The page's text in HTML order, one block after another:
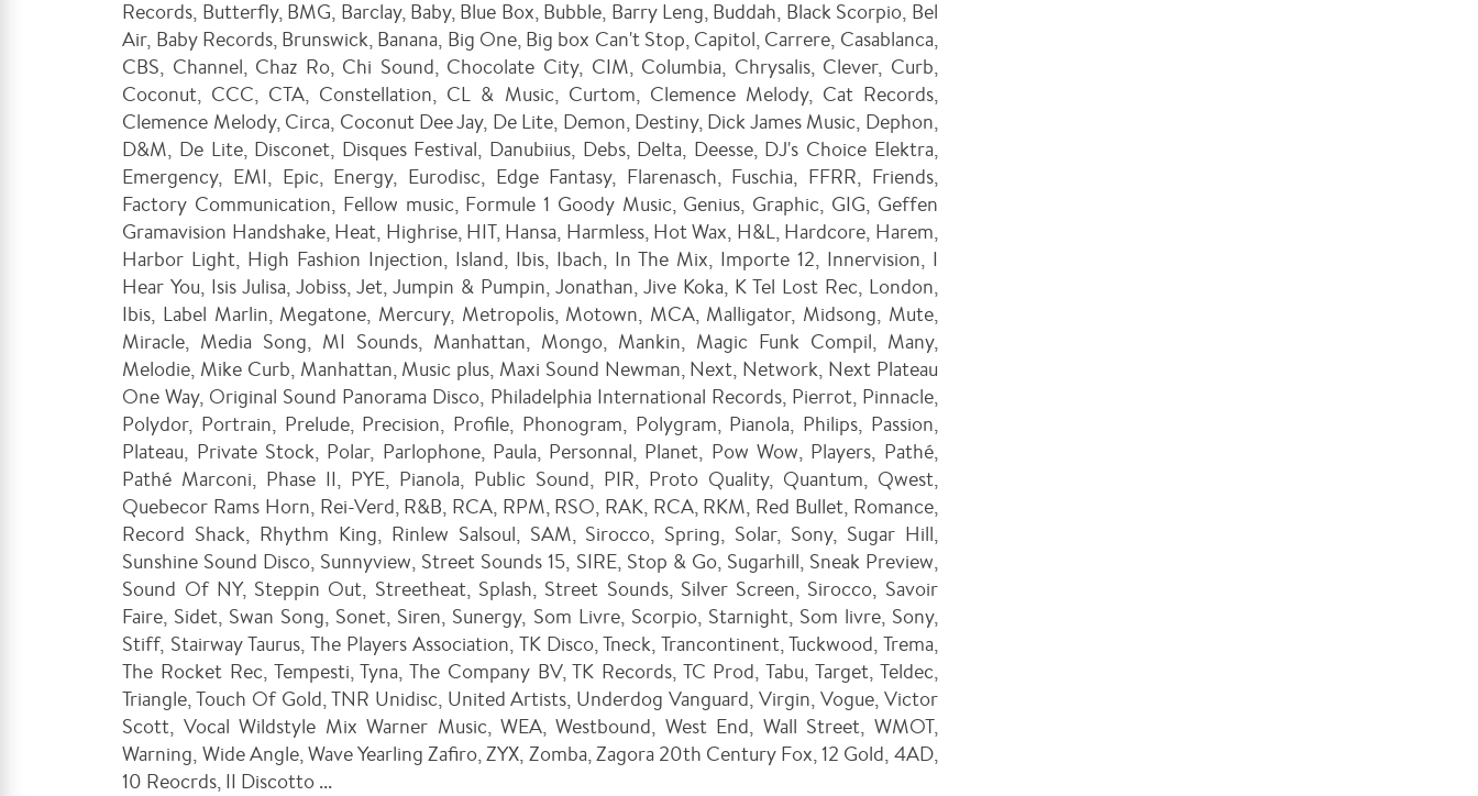
Records, Butterfly, BMG, Barclay, Baby, Blue Box, Bubble, Barry Leng, Buddah, Black Scorpio, Bel
Air, Baby Records, Brunswick, Banana, Big One, Big box Can't Stop, Capitol, Carrere, Casablanca,
CBS, Channel, Chaz Ro, Chi Sound, Chocolate City, CIM, Columbia, Chrysalis, Clever, Curb,
Coconut, CCC, CTA, Constellation, CL & Music, Curtom, Clemence Melody, Cat Records,
Clemence Melody, Circa, Coconut Dee Jay, De Lite, Demon, Destiny, Dick James Music, Dephon,
D&M, De Lite, Disconet, Disques Festival, Danubiius, Debs, Delta, Deesse, DJ's Choice Elektra,
Emergency, EMI, Epic, Energy, Eurodisc, Edge Fantasy, Flarenasch, Fuschia, FFRR, Friends,
Factory Communication, Fellow music, Formule 1 Goody Music, Genius, Graphic, GIG, Geffen
Gramavision Handshake, Heat, Highrise, HIT, Hansa, Harmless, Hot Wax, H&L, Hardcore, Harem,
Harbor Light, High Fashion Injection, Island, Ibis, Ibach, In The Mix, Importe 12, Innervision, I
Hear You, Isis Julisa, Jobiss, Jet, Jumpin & Pumpin, Jonathan, Jive Koka, K Tel Lost Rec, London,
Ibis, Label Marlin, Megatone, Mercury, Metropolis, Motown, MCA, Malligator, Midsong, Mute,
Miracle, Media Song, MI Sounds, Manhattan, Mongo, Mankin, Magic Funk Compil, Many,
Melodie, Mike Curb, Manhattan, Music plus, Maxi Sound Newman, Next, Network, Next Plateau
One Way, Original Sound Panorama Disco, Philadelphia International Records, Pierrot, Pinnacle,
Polydor, Portrain, Prelude, Precision, Profile, Phonogram, Polygram, Pianola, Philips, Passion,
Plateau, Private Stock, Polar, Parlophone, Paula, Personnal, Planet, Pow Wow, Players, Pathé,
Pathé Marconi, Phase II, PYE, Pianola, Public Sound, PIR, Proto Quality, Quantum, Qwest,
Quebecor Rams Horn, Rei-Verd, R&B, RCA, RPM, RSO, RAK, RCA, RKM, Red Bullet, Romance,
Record Shack, Rhythm King, Rinlew Salsoul, SAM, Sirocco, Spring, Solar, Sony, Sugar Hill,
Sunshine Sound Disco, Sunnyview, Street Sounds 15, SIRE, Stop & Go, Sugarhill, Sneak Preview,
Sound Of NY, Steppin Out, Streetheat, Splash, Street Sounds, Silver Screen, Sirocco, Savoir
Faire, Sidet, Swan Song, Sonet, Siren, Sunergy, Som Livre, Scorpio, Starnight, Som livre, Sony,
Stiff, Stairway Taurus, The Players Association, TK Disco, Tneck, Trancontinent, Tuckwood, Trema,
The Rocket Rec, Tempesti, Tyna, The Company BV, TK Records, TC Prod, Tabu, Target, Teldec,
Triangle, Touch Of Gold, TNR Unidisc, United Artists, Underdog Vanguard, Virgin, Vogue, Victor
Scott, Vocal Wildstyle Mix Warner Music, WEA, Westbound, West End, Wall Street, WMOT,
Warning, Wide Angle, Wave Yearling Zafiro, ZYX, Zomba, Zagora 20th Century Fox, 12 Gold, 4AD,
10 Reocrds, II Discotto ...